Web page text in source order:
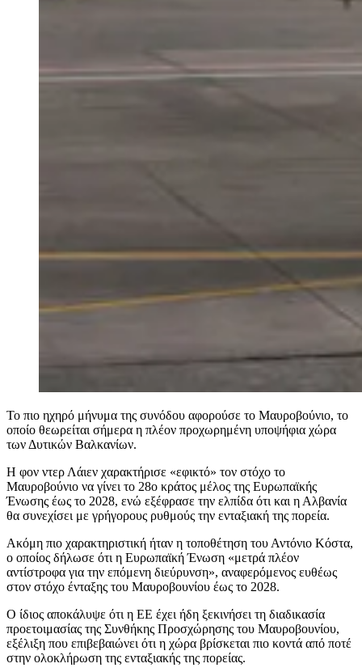
Το πιο ηχηρό μήνυμα της συνόδου αφορούσε το Μαυροβούνιο, το
οποίο θεωρείται σήμερα η πλέον προχωρημένη υποψήφια χώρα
των Δυτικών Βαλκανίων.
Η φον ντερ Λάιεν χαρακτήρισε «εφικτό» τον στόχο το
Μαυροβούνιο να γίνει το 28ο κράτος μέλος της Ευρωπαϊκής
Ένωσης έως το 2028, ενώ εξέφρασε την ελπίδα ότι και η Αλβανία
θα συνεχίσει με γρήγορους ρυθμούς την ενταξιακή της πορεία.
Ακόμη πιο χαρακτηριστική ήταν η τοποθέτηση του Αντόνιο Κόστα,
ο οποίος δήλωσε ότι η Ευρωπαϊκή Ένωση «μετρά πλέον
αντίστροφα για την επόμενη διεύρυνση», αναφερόμενος ευθέως
στον στόχο ένταξης του Μαυροβουνίου έως το 2028.
Ο ίδιος αποκάλυψε ότι η ΕΕ έχει ήδη ξεκινήσει τη διαδικασία
προετοιμασίας της Συνθήκης Προσχώρησης του Μαυροβουνίου,
εξέλιξη που επιβεβαιώνει ότι η χώρα βρίσκεται πιο κοντά από ποτέ
στην ολοκλήρωση της ενταξιακής της πορείας.